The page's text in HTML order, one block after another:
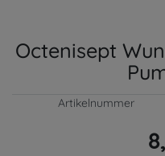
Octenisept
Artikelnummer